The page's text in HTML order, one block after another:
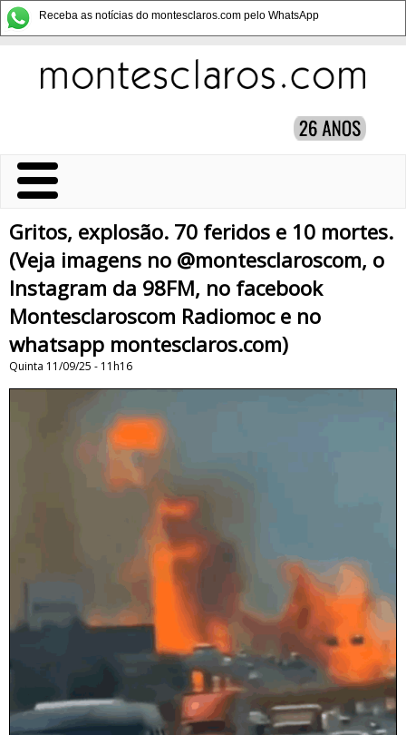
Receba as notícias do montesclaros.com pelo WhatsApp
Gritos, explosão. 70 feridos e 10 mortes.
(Veja imagens no @montesclaroscom, o
Instagram da 98FM, no facebook
Montesclaroscom Radiomoc e no
whatsapp montesclaros.com)
Quinta 11/09/25 - 11h16